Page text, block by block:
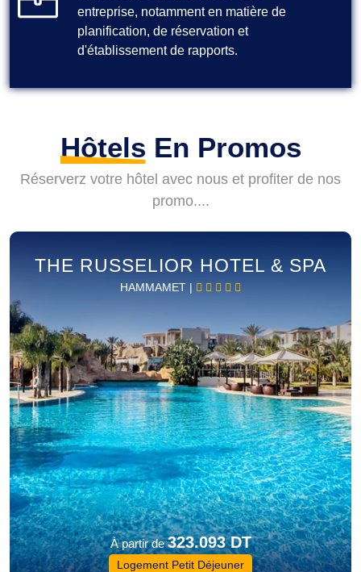
entreprise, notamment en matière de
planification, de réservation et
d'établissement de rapports.
Hôtels En Promos
Réserverz votre hôtel avec nous et profiter de nos
promo....
THE RUSSELIOR HOTEL & SPA
HAMMAMET |
À partir de323.093 DT
Logement Petit Déjeuner